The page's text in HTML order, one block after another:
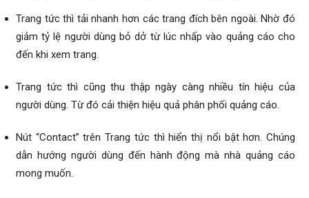
Trang tức thì tải nhanh hơn các trang đích bên ngoài. Nhờ đó
giảm tỷ lệ người dùng bỏ dở từ lúc nhấp vào quảng cáo cho
đến khi xem trang.
Trang tức thì cũng thu thập ngày càng nhiều tín hiệu của
người dùng. Từ đó cải thiện hiệu quả phân phối quảng cáo.
Nút “Contact” trên Trang tức thì hiển thị nổi bật hơn. Chúng
dẫn hướng người dùng đến hành động mà nhà quảng cáo
mong muốn.